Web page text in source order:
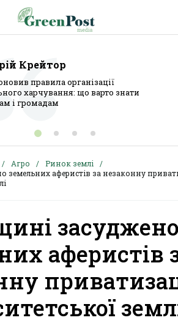
Крейтор
правила організації
харчування: що варто знати
і громадам
Агро
Ринок землі
земельних аферистів за незаконну
аферистів